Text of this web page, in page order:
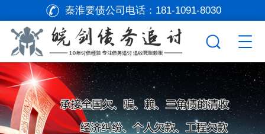
秦淮要债公司电话： 181-1091-8030